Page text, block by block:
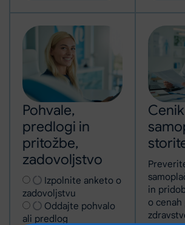
Pohvale,
predlogi in
pritožbe,
zadovoljstvo
Izberite vrsto obrazca
zadovoljstvu (Odpre se v novem
ali predlog
Cenik
in
o cenah